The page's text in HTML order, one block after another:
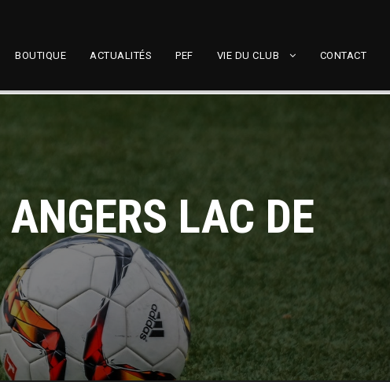
BOUTIQUE ACTUALITÉS PEF VIE DU CLUB CONTACT
LAC DE